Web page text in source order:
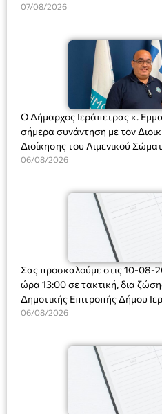
Διευθύντριας του σχολείου
07/08/2026
Ο Δήμαρχος Ιεράπετρας κ.
σήμερα συνάντηση με τον
Διοίκησης του Λιμενικού
Ακτοφυλακής (Λ.Σ.-ΕΛ.ΑΚΤ.),
06/08/2026
Σας προσκαλούμε στις 10-08-
ώρα 13:00 σε τακτική, δια
Δημοτικής Επιτροπής Δήμου
στο Δημοτικό Κατάστημα,
και λήψη αποφάσεων στα
06/08/2026